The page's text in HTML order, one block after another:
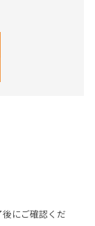
にご確認くだ